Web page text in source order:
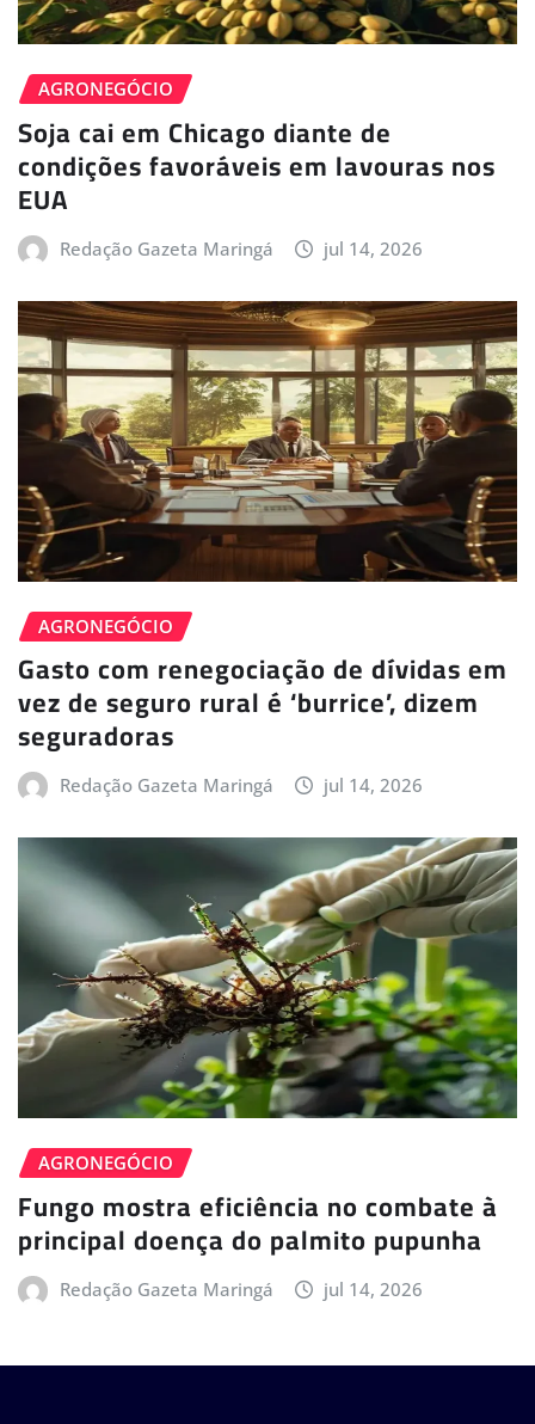
AGRONEGÓCIO
Soja cai em Chicago diante de
condições favoráveis em lavouras nos
EUA
Redação Gazeta Maringá jul 14, 2026
AGRONEGÓCIO
Gasto com renegociação de dívidas em
vez de seguro rural é ‘burrice’, dizem
seguradoras
Redação Gazeta Maringá jul 14, 2026
AGRONEGÓCIO
Fungo mostra eficiência no combate à
principal doença do palmito pupunha
Redação Gazeta Maringá jul 14, 2026